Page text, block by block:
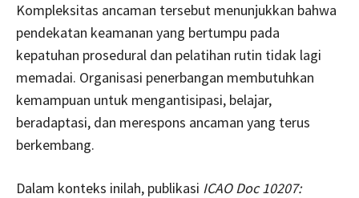
Kompleksitas ancaman tersebut menunjukkan bahwa
pendekatan keamanan yang bertumpu pada
kepatuhan prosedural dan pelatihan rutin tidak lagi
memadai. Organisasi penerbangan membutuhkan
kemampuan untuk mengantisipasi, belajar,
beradaptasi, dan merespons ancaman yang terus
berkembang.
Dalam konteks inilah, publikasi ICAO Doc 10207: